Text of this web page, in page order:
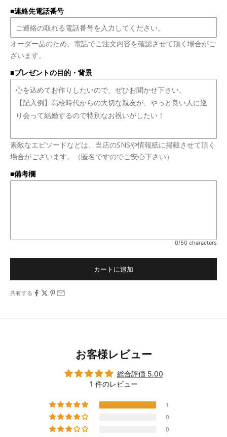
■連絡先電話番号
オーダー品のため、電話でご注文内容を確認させて頂く場合がご
ざいます。
■プレゼントの目的・背景
素敵なエピソードなどは、当店のSNSや情報紙に掲載させて頂く
場合がございます。（匿名ですのでご安心下さい）
■備考欄
0/50 characters
カートに追加
共有する
お客様レビュー
総合評価 5.00
1 件のレビュー
1
0
0